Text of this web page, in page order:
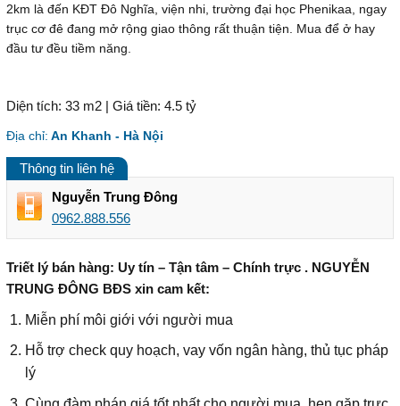
2km là đến KĐT Đô Nghĩa, viện nhi, trường đại học Phenikaa, ngay
trục cơ đê đang mở rộng giao thông rất thuận tiện. Mua để ở hay
đầu tư đều tiềm năng.
Diện tích: 33 m2 | Giá tiền: 4.5 tỷ
Địa chỉ: An Khanh - Hà Nội
Thông tin liên hệ
Nguyễn Trung Đông
0962.888.556
Triết lý bán hàng: Uy tín – Tận tâm – Chính trực . NGUYỄN
TRUNG ĐÔNG BĐS xin cam kết:
Miễn phí môi giới với người mua
Hỗ trợ check quy hoạch, vay vốn ngân hàng, thủ tục pháp
lý